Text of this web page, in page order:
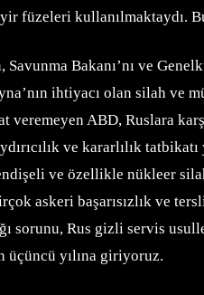
füzeleri
Bakanı’nı ve
ihtiyacı olan silah
ABD, Ruslara
ve kararlılık
ve özellikle nükleer
askeri başarısızlık ve
sorunu, Rus gizli servis
yılına giriyoruz.